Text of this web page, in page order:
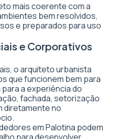
mais coerente com a
bem resolvidos,
e preparados para uso
e Corporativos
o arquiteto urbanista
que funcionem bem para
a experiência do
fachada, setorização
diretamente no
em Palotina podem